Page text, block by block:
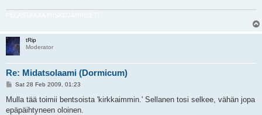
tRip
Moderator
Re: Midatsolaami (Dormicum)
P
s
Sat 28 Feb 2009, 01:23
Mulla tää toimii bentsoista 'kirkkaimmin.' Sellanen tosi selkee, vähän jopa
epäpäihtyneen oloinen.